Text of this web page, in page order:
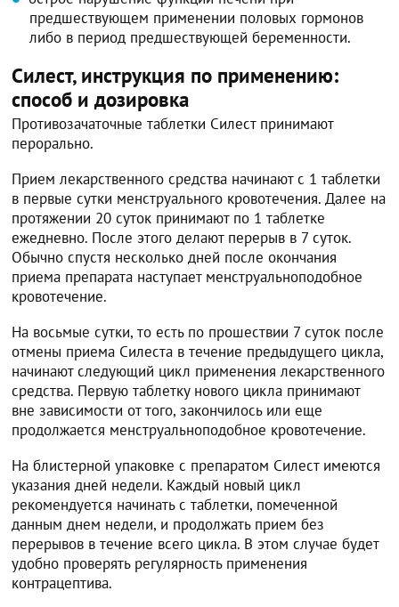
предшествующем применении половых гормонов
либо в период предшествующей беременности.
Силест, инструкция по применению:
способ и дозировка
Противозачаточные таблетки Силест принимают
перорально.
Прием лекарственного средства начинают с 1 таблетки
в первые сутки менструального кровотечения. Далее на
протяжении 20 суток принимают по 1 таблетке
ежедневно. После этого делают перерыв в 7 суток.
Обычно спустя несколько дней после окончания
приема препарата наступает менструальноподобное
кровотечение.
На восьмые сутки, то есть по прошествии 7 суток после
отмены приема Силеста в течение предыдущего цикла,
начинают следующий цикл применения лекарственного
средства. Первую таблетку нового цикла принимают
вне зависимости от того, закончилось или еще
продолжается менструальноподобное кровотечение.
На блистерной упаковке с препаратом Силест имеются
указания дней недели. Каждый новый цикл
рекомендуется начинать с таблетки, помеченной
данным днем недели, и продолжать прием без
перерывов в течение всего цикла. В этом случае будет
удобно проверять регулярность применения
контрацептива.